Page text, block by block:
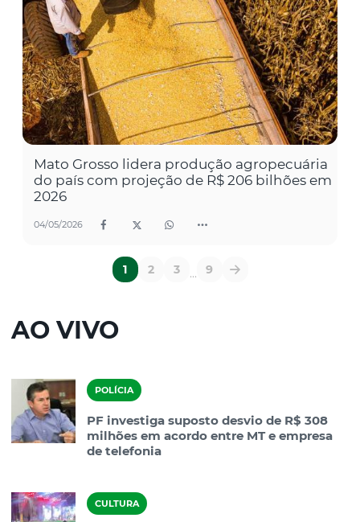
Mato Grosso lidera produção agropecuária
do país com projeção de R$ 206 bilhões em
2026
04/05/2026
1 2 3 ... 9
AO VIVO
POLÍCIA
PF investiga suposto desvio de R$ 308
milhões em acordo entre MT e empresa
de telefonia
CULTURA